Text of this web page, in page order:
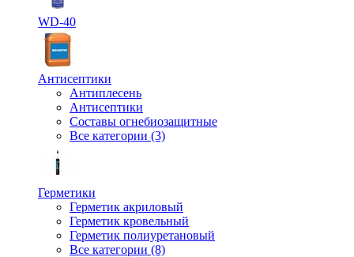
WD-40
Антисептики
Антиплесень
Антисептики
Составы огнебиозащитные
Все категории (3)
Герметики
Герметик акриловый
Герметик кровельный
Герметик полиуретановый
Все категории (8)